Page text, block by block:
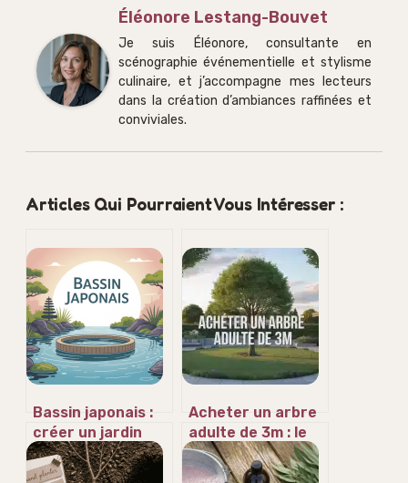
Éléonore Lestang-Bouvet
Je suis Éléonore, consultante en
scénographie événementielle et stylisme
culinaire, et j’accompagne mes lecteurs
dans la création d’ambiances raffinées et
conviviales.
Articles Qui Pourraient Vous Intéresser :
Bassin japonais :
créer un jardin
zen harmonieux
chez vous
Acheter un arbre
adulte de 3m : le
guide pour
structurer votre